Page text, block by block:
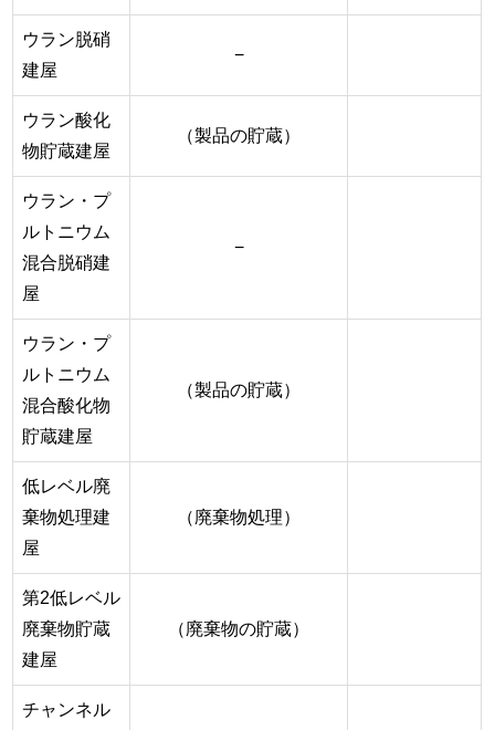
ウラン脱硝
建屋
−
ウラン酸化
物貯蔵建屋
（製品の貯蔵）
ウラン・プ
ルトニウム
混合脱硝建
屋
−
ウラン・プ
ルトニウム
混合酸化物
貯蔵建屋
（製品の貯蔵）
低レベル廃
棄物処理建
屋
（廃棄物処理）
第2低レベル
廃棄物貯蔵
建屋
（廃棄物の貯蔵）
チャンネル